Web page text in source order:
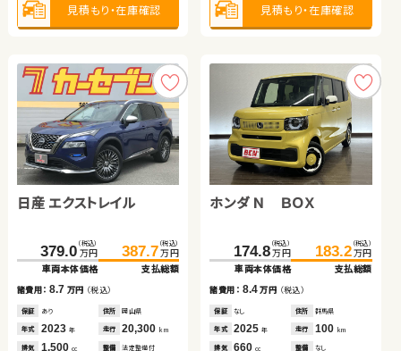
見積もり・在庫確認 見積もり・在庫確認
日産 エクストレイル
379.0 （税込）
万円
車両本体価格
387.7 （税込）
万円
支払総額
諸費用：8.7 万円 （税込）
保証 あり 住所 岡山県
年式 2023 年 走行 20,300 km
排気 1,500 cc 整備 法定整備付
ホンダ Ｎ ＢＯＸ
174.8 （税込）
万円
車両本体価格
183.2 （税込）
万円
支払総額
諸費用： 8.4万円 （税込）
保証 なし 住所 群馬県
年式 2025年 走行 100 km
排気 660cc 整備 なし
見積もり・在庫確認 見積もり・在庫確認
トヨタ ルーミー
168.0 （税込）
万円
車両本体価格
182.5 （税込）
万円
支払総額
諸費用：14.5万円（税込）
保証 あり 住所 愛知県
年式 2023 年 走行 19,700 km
排気 1,000 cc 整備 法定整備付
スズキ ワゴンＲ
40.5 （税込）
万円
車両本体価格
48.9 （税込）
万円
支払総額
諸費用： 8.4万円 （税込）
保証 なし 住所 埼玉県
年式 2012年 走行 67,900
排気 660cc 整備 なし
スズキ ジムニーシエラ
169.0（税込）
万円
180.7
諸費用：11.7万円（税込）
あり 愛知県
年式 2018年 走行
排気 1,500 整備 法定整備付
スズキ スイフト
59.8 （税込）
万円
諸費用：12.5万円（税込）
なし
年式 2013年 走行
排気 1,200 整備 なし